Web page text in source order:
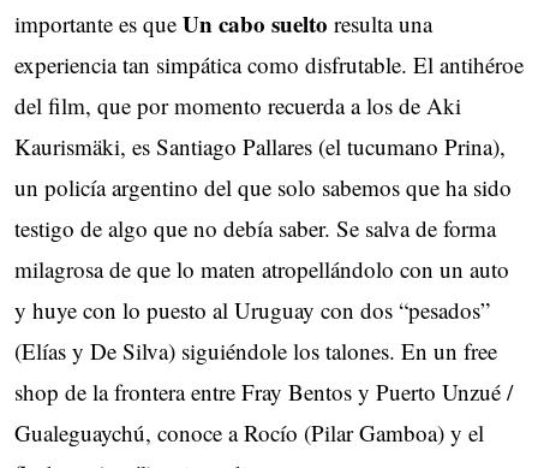
importante es que Un cabo suelto resulta una
experiencia tan simpática como disfrutable. El antihéroe
del film, que por momento recuerda a los de Aki
Kaurismäki, es Santiago Pallares (el tucumano Prina),
un policía argentino del que solo sabemos que ha sido
testigo de algo que no debía saber. Se salva de forma
milagrosa de que lo maten atropellándolo con un auto
y huye con lo puesto al Uruguay con dos “pesados”
(Elías y De Silva) siguiéndole los talones. En un free
shop de la frontera entre Fray Bentos y Puerto Unzué /
Gualeguaychú, conoce a Rocío (Pilar Gamboa) y el